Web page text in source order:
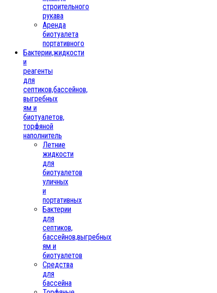
строительного
рукава
Аренда
биотуалета
портативного
Бактерии,жидкости
и
реагенты
для
септиков,бассейнов,
выгребных
ям и
биотуалетов,
торфяной
наполнитель
Летние
жидкости
для
биотуалетов
уличных
и
портативных
Бактерии
для
септиков,
бассейнов,выгребных
ям и
биотуалетов
Средства
для
бассейна